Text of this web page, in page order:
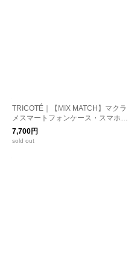
TRICOTÉ｜【MIX MATCH】マクラ
メスマートフォンケース・スマホケ
ース（単品）
7,700円
sold out